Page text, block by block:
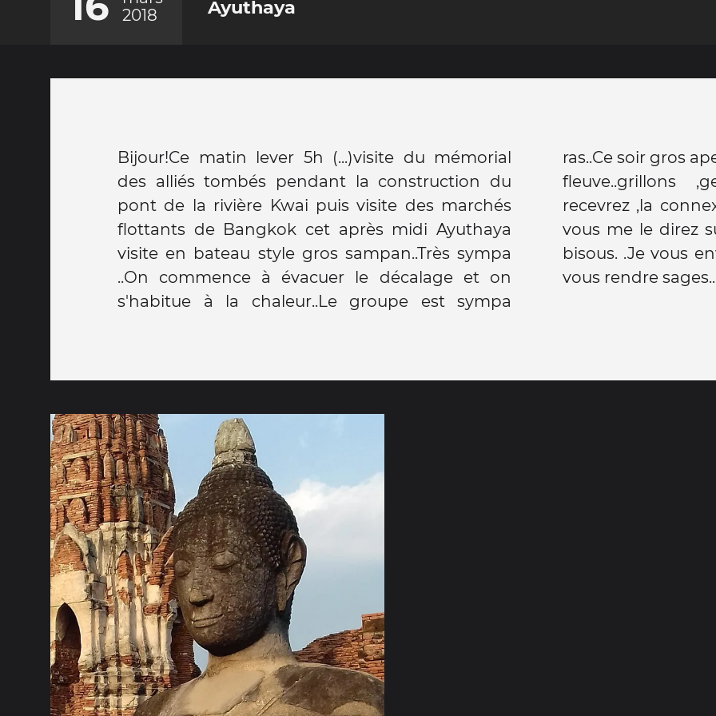
2018
Ayuthaya
Bijour!Ce matin lever 5h (...)visite du mémorial
des alliés tombés pendant la construction du
pont de la rivière Kwai puis visite des marchés
flottants de Bangkok cet après midi Ayuthaya
visite en bateau style gros sampan..Très sympa
..On commence à évacuer le décalage et on
s'habitue à la chaleur..Le groupe est sympa
ras..Ce soir gros apero sur laterrasse au dessus du
fleuve..grillons ,geckos. ..j'espère que vous
recevrez ,la connexion était impossible hier soir
vous me le direz sur whatsap .On pense à vous
bisous. .Je vous envoie un grand Bouddha pour